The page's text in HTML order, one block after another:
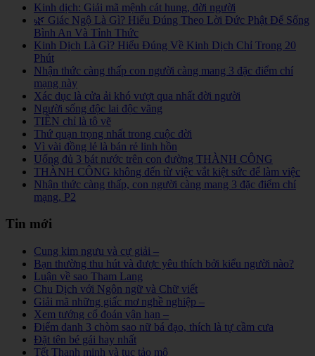
Kinh dịch: Giải mã mệnh cát hung, đời người
🌿 Giác Ngộ Là Gì? Hiểu Đúng Theo Lời Đức Phật Để Sống
Bình An Và Tỉnh Thức
Kinh Dịch Là Gì? Hiểu Đúng Về Kinh Dịch Chỉ Trong 20
Phút
Nhận thức càng thấp con người càng mang 3 đặc điểm chí
mạng này
Xác dục là cửa ải khó vượt qua nhất đời người
Người sống độc lai độc vãng
TIỀN chỉ là tô vẽ
Thứ quạn trọng nhất trong cuộc đời
Vì vài đồng lẻ là bán rẻ linh hồn
Uống đủ 3 bát nước trên con đường THÀNH CÔNG
THÀNH CÔNG không đến từ việc vắt kiệt sức để làm việc
Nhận thức càng thấp, con người càng mang 3 đặc điểm chí
mạng, P2
Tin mới
Cung kim ngưu và cự giải –
Bạn thường thu hút và được yêu thích bởi kiểu người nào?
Luận về sao Tham Lang
Chu Dịch với Ngôn ngữ và Chữ viết
Giải mã những giấc mơ nghề nghiệp –
Xem tướng cổ đoán vận hạn –
Điểm danh 3 chòm sao nữ bá đạo, thích là tự cầm cưa
Đặt tên bé gái hay nhất
Tết Thanh minh và tục tảo mộ